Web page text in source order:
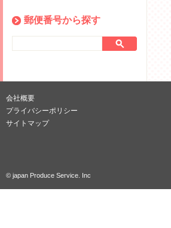
郵便番号から探す
会社概要
プライバシーポリシー
サイトマップ
© japan Produce Service. Inc